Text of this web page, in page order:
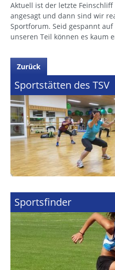
Aktuell ist der letzte
angesagt und dann sind wir
Sportforum. Seid gespannt
unseren Teil können es kaum
Zurück
Sportstätten des TSV
Sportsfinder